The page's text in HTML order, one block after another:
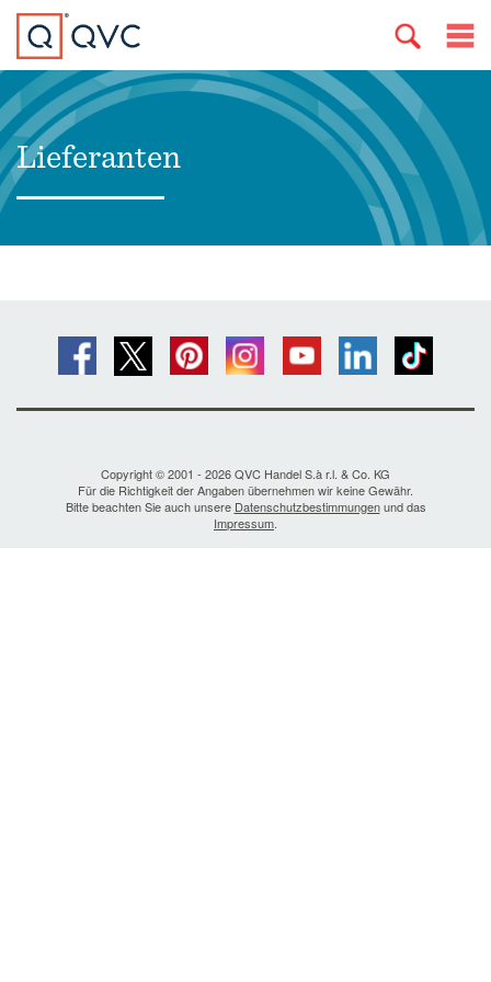
Lieferanten
Copyright © 2001 - 2026 QVC Handel S.à r.l. & Co. KG
Für die Richtigkeit der Angaben übernehmen wir keine Gewähr.
Bitte beachten Sie auch unsere Datenschutzbestimmungenund das
Impressum.